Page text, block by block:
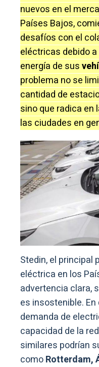
nuevos en el
Países Bajos,
desafíos con el
eléctricas debido
energía de sus
problema no se
cantidad de
sino que radica en
las ciudades en
Stedin, el principal
eléctrica en los
advertencia clara,
es insostenible.
demanda de
capacidad de la
similares podrían
comoRotterdam,